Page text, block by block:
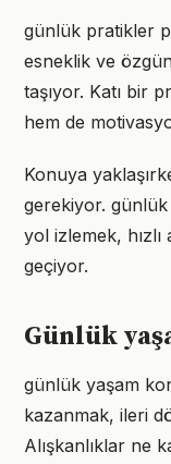
günlük pratikler
esneklik ve
taşıyor. Katı bir
hem de
Konuya
gerekiyor.
yol izlemek,
geçiyor.
Günlük
günlük yaşam
kazanmak, ileri
Alışkanlıklar ne